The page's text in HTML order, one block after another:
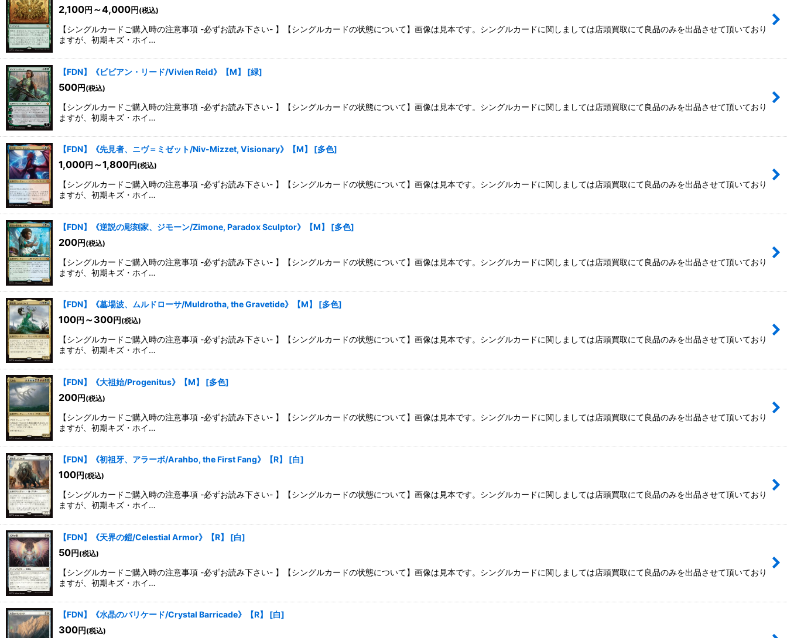
2,100円 ～4,000円 (税込)
【シングルカードご購入時の注意事項 -必ずお読み下さい- 】【シングルカードの状態について】画像は見本です。シングルカードに関しましては店頭買取にて良品のみを出品させて頂いており
ますが、初期キズ・ホイ…
【FDN】《ビビアン・リード/Vivien Reid》【M】 [緑]
500円 (税込)
【シングルカードご購入時の注意事項 -必ずお読み下さい- 】【シングルカードの状態について】画像は見本です。シングルカードに関しましては店頭買取にて良品のみを出品させて頂いており
ますが、初期キズ・ホイ…
【FDN】《先見者、ニヴ＝ミゼット/Niv-Mizzet, Visionary》【M】 [多色]
1,000円 ～1,800円 (税込)
【シングルカードご購入時の注意事項 -必ずお読み下さい- 】【シングルカードの状態について】画像は見本です。シングルカードに関しましては店頭買取にて良品のみを出品させて頂いており
ますが、初期キズ・ホイ…
【FDN】《逆説の彫刻家、ジモーン/Zimone, Paradox Sculptor》【M】 [多色]
200円 (税込)
【シングルカードご購入時の注意事項 -必ずお読み下さい- 】【シングルカードの状態について】画像は見本です。シングルカードに関しましては店頭買取にて良品のみを出品させて頂いており
ますが、初期キズ・ホイ…
【FDN】《墓場波、ムルドローサ/Muldrotha, the Gravetide》【M】 [多色]
100円 ～300円 (税込)
【シングルカードご購入時の注意事項 -必ずお読み下さい- 】【シングルカードの状態について】画像は見本です。シングルカードに関しましては店頭買取にて良品のみを出品させて頂いており
ますが、初期キズ・ホイ…
【FDN】《大祖始/Progenitus》【M】 [多色]
200円 (税込)
【シングルカードご購入時の注意事項 -必ずお読み下さい- 】【シングルカードの状態について】画像は見本です。シングルカードに関しましては店頭買取にて良品のみを出品させて頂いており
ますが、初期キズ・ホイ…
【FDN】《初祖牙、アラーボ/Arahbo, the First Fang》【R】 [白]
100円 (税込)
【シングルカードご購入時の注意事項 -必ずお読み下さい- 】【シングルカードの状態について】画像は見本です。シングルカードに関しましては店頭買取にて良品のみを出品させて頂いており
ますが、初期キズ・ホイ…
【FDN】《天界の鎧/Celestial Armor》【R】 [白]
50円 (税込)
【シングルカードご購入時の注意事項 -必ずお読み下さい- 】【シングルカードの状態について】画像は見本です。シングルカードに関しましては店頭買取にて良品のみを出品させて頂いており
ますが、初期キズ・ホイ…
【FDN】《水晶のバリケード/Crystal Barricade》【R】 [白]
300円 (税込)